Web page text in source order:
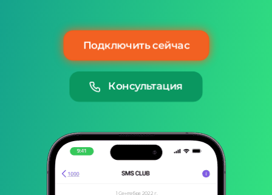
Подключить сейчас
Консультация
1 Сентября 2022 г.